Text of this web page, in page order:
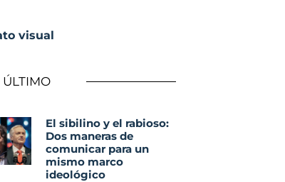
visual
ÚLTIMO
El sibilino y el rabioso:
Dos maneras de
comunicar para un
mismo marco
ideológico